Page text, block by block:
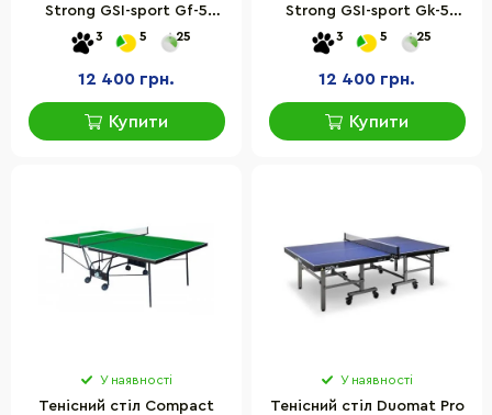
Strong GSI-sport Gf-5
розмір 274х152,5х76 см
3 5 25
12 400 грн.
Купити
Strong GSI-sport Gk-5
розмір 274х152,5х76 см
3 5 25
12 400 грн.
Купити
У наявності
Тенісний стіл Compact
У наявності
Тенісний стіл Duomat Pro